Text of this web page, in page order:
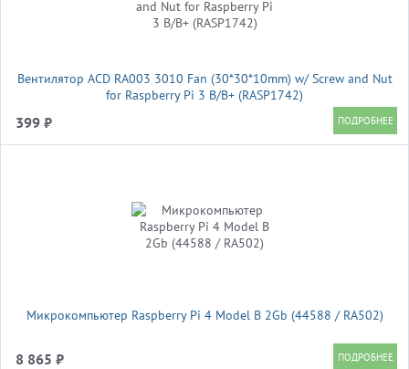
Вентилятор ACD RA003 3010 Fan (30*30*10mm) w/ Screw and Nut
for Raspberry Pi 3 B/B+ (RASP1742)
399 ₽
Микрокомпьютер Raspberry Pi 4 Model B 2Gb (44588 / RA502)
8 865 ₽